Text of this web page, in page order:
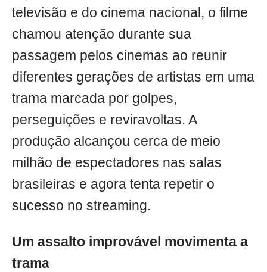
televisão e do cinema nacional, o filme
chamou atenção durante sua
passagem pelos cinemas ao reunir
diferentes gerações de artistas em uma
trama marcada por golpes,
perseguições e reviravoltas. A
produção alcançou cerca de meio
milhão de espectadores nas salas
brasileiras e agora tenta repetir o
sucesso no streaming.
Um assalto improvável movimenta a
trama